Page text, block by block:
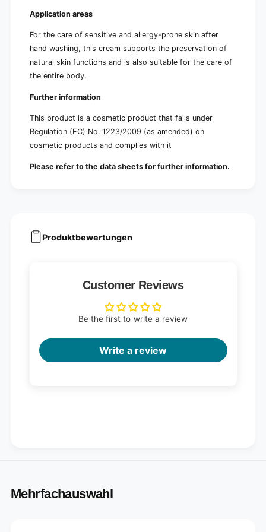
Application areas
For the care of sensitive and allergy-prone skin after
hand washing, this cream supports the preservation of
natural skin functions and is also suitable for the care of
the entire body.
Further information
This product is a cosmetic product that falls under
Regulation (EC) No. 1223/2009 (as amended) on
cosmetic products and complies with it
Please refer to the data sheets for further information.
Produktbewertungen
Customer Reviews
Be the first to write a review
Write a review
Mehrfachauswahl